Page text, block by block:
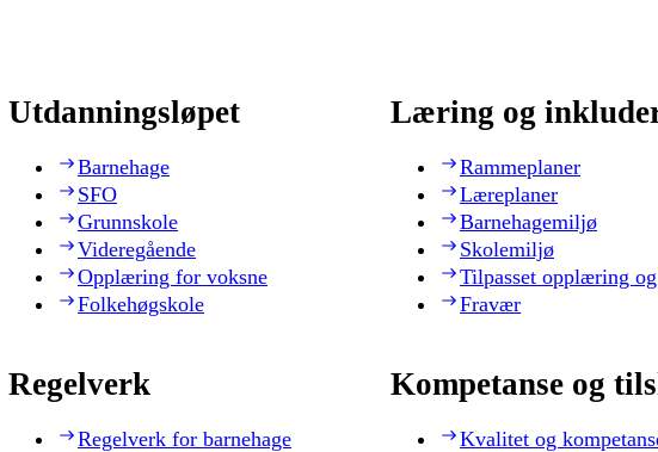
Utdanningsløpet
Barnehage
SFO
Grunnskole
Videregående
Opplæring for voksne
Folkehøgskole
Læring og
Rammeplaner
Læreplaner
Barnehagemiljø
Skolemiljø
Tilpasset opplæring
Fravær
Regelverk
Regelverk for barnehage
Kompetanse og
Kvalitet og